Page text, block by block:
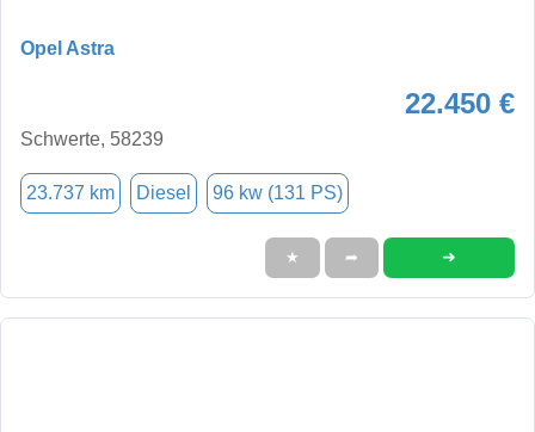
Opel Astra
22.450 €
Schwerte, 58239
23.737 km Diesel 96 kw (131 PS)
★ ➦ ➜